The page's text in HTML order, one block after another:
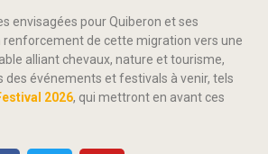
envisagées pour Quiberon et ses
renforcement de cette migration vers une
alliant chevaux, nature et tourisme,
événements et festivals à venir, tels
2026, qui mettront en avant ces